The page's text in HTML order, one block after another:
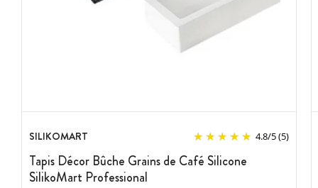
SILIKOMART 4.8/5(5)
Tapis Décor Bûche Grains de Café Silicone
SilikoMart Professional